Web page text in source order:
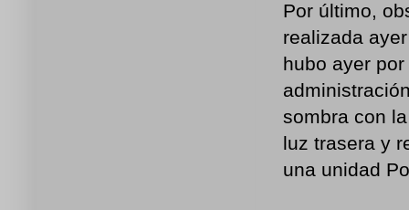
Por último,
realizada
hubo ayer
sombra con
luz trasera y
una unidad